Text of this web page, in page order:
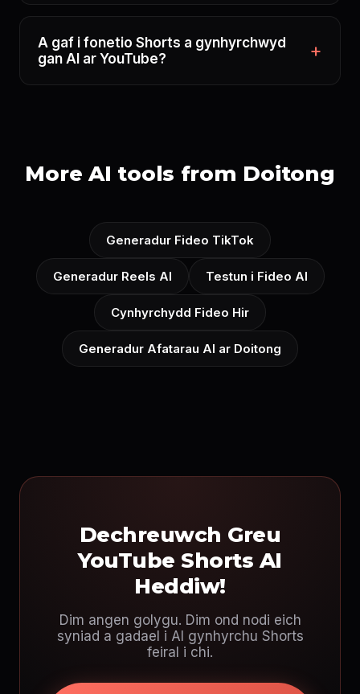
A gaf i fonetio Shorts a gynhyrchwyd
gan AI ar YouTube?
More AI tools from Doitong
Generadur Fideo TikTok
Generadur Reels AI Testun i Fideo AI
Cynhyrchydd Fideo Hir
Generadur Afatarau AI ar Doitong
Dechreuwch Greu
YouTube Shorts AI
Heddiw!
Dim angen golygu. Dim ond nodi eich
syniad a gadael i AI gynhyrchu Shorts
feiral i chi.